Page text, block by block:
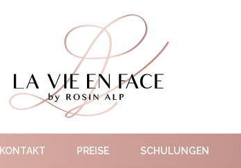
La Vie En Face
KONTAKT PREISE SCHULUNGEN